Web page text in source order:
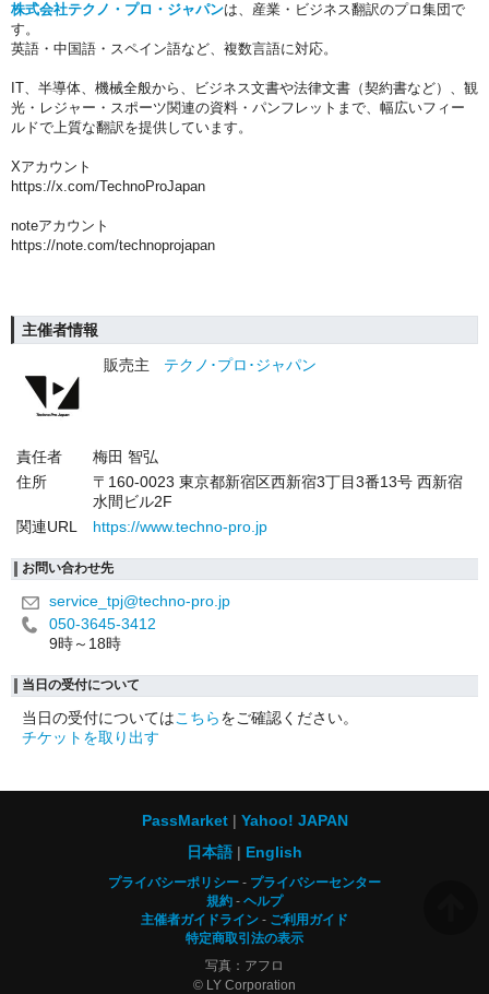
株式会社テクノ・プロ・ジャパンは、産業・ビジネス翻訳のプロ集団で
す。
英語・中国語・スペイン語など、複数言語に対応。
IT、半導体、機械全般から、ビジネス文書や法律文書（契約書など）、観
光・レジャー・スポーツ関連の資料・パンフレットまで、幅広いフィー
ルドで上質な翻訳を提供しています。
Xアカウント
https://x.com/TechnoProJapan
noteアカウント
https://note.com/technoprojapan
主催者情報
販売主
テクノ･プロ･ジャパン
責任者
梅田 智弘
住所
〒160-0023 東京都新宿区西新宿3丁目3番13号 西新宿
水間ビル2F
関連URL
https://www.techno-pro.jp
お問い合わせ先
service_tpj@techno-pro.jp
050-3645-3412
9時～18時
当日の受付について
当日の受付についてはこちらをご確認ください。
チケットを取り出す
PassMarket
Yahoo! JAPAN
日本語
English
プライバシーポリシー
プライバシーセンター
規約
ヘルプ
主催者ガイドライン
ご利用ガイド
特定商取引法の表示
写真：アフロ
© LY Corporation